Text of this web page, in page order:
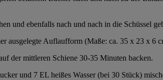
und ebenfalls nach und nach in die Schüssel
ausgelegte Auflaufform (Maße: ca. 35 x 23 x 6
der mittleren Schiene 30-35 Minuten backen.
und 7 EL heißes Wasser (bei 30 Stück)